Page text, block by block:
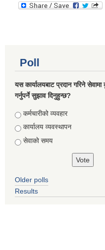
Poll
यस कार्यालयबाट प्रदान गरिने
गर्नुपर्ने सुझाव दिनुहुन्छ?
Choices
कर्मचारीको व्यवहार
कार्यालय व्यवस्थापन
सेवाको समय
Older polls
Results